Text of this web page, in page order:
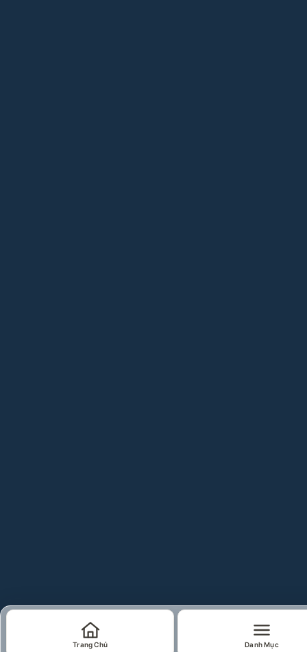
Trang Chủ Danh Mục